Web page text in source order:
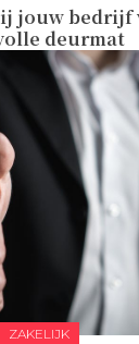
jouw bedrijf
deurmat
ZAKELIJK